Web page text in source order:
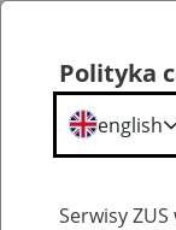
Polityka
english
Serwisy